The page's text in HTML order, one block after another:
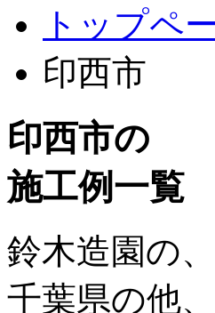
トップペ
印西市
印西市の
施工例一覧
鈴木造園の
千葉県の他